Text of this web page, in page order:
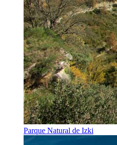
Parque Natural de Izki